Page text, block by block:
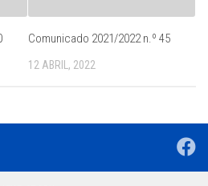
Comunicado 2021/2022 n.º 45
12 ABRIL, 2022